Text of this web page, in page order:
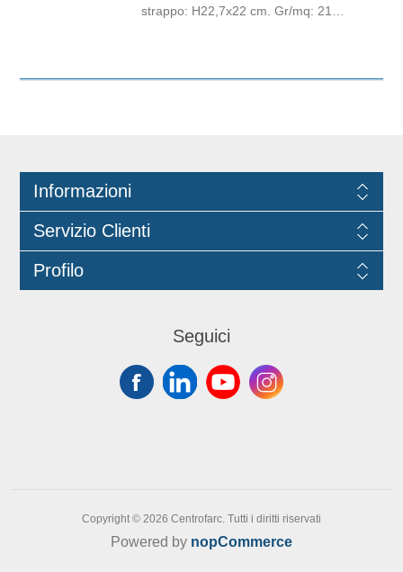
strappo: H22,7x22 cm. Gr/mq: 21
Informazioni
Servizio Clienti
Profilo
Seguici
Copyright © 2026 Centrofarc. Tutti i diritti riservati
Powered by nopCommerce